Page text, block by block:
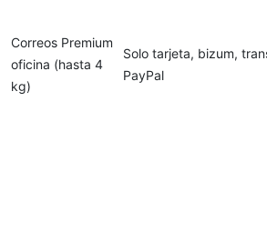
Correos Premium
oficina (hasta 4
kg)
Solo tarjeta, bizum,
PayPal